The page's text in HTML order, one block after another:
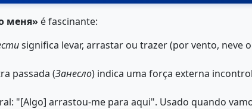
меня» é fascinante:
significa levar, arrastar ou trazer (por vento, neve
passada (Занесло) indica uma força externa
"[Algo] arrastou-me para aqui". Usado quando